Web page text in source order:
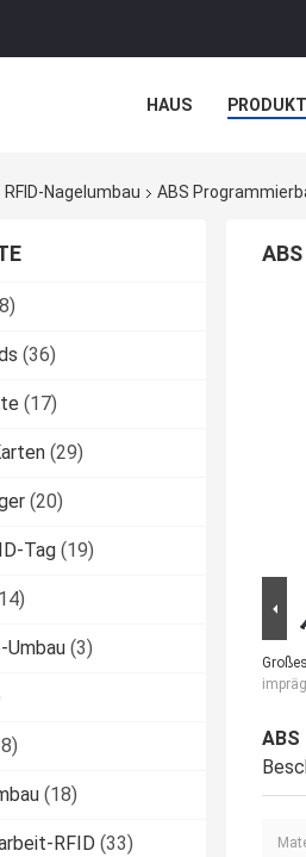
HAUS
RFID-Nagelumbau ABS
(36)
(17)
(29)
(20)
Tag (19)
Umbau (3)
(18)
RFID (33)
ABS